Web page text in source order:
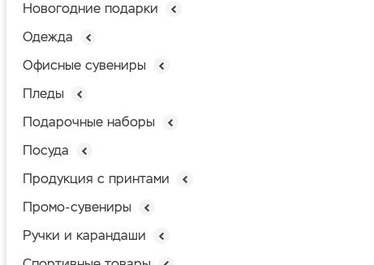
Новогодние подарки
Одежда
Офисные сувениры
Пледы
Подарочные наборы
Посуда
Продукция с принтами
Промо-сувениры
Ручки и карандаши